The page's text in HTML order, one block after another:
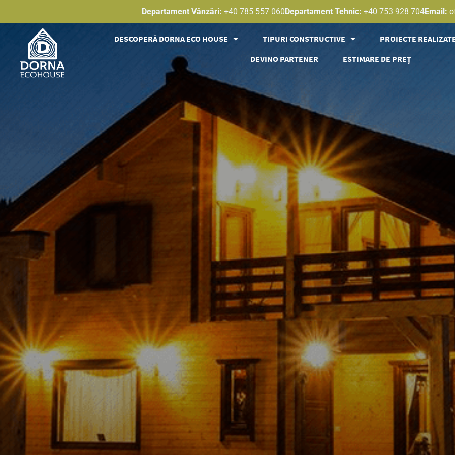
Departament Vânzări: +40 785 557 060Departament Tehnic: +40 753 928 704Email:
DESCOPERĂ DORNA ECO HOUSE TIPURI CONSTRUCTIVE
PROIECTE
DEVINO PARTENER
ESTIMARE DE PREȚ